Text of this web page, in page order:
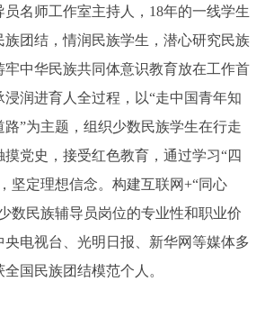
名师工作室主持人，18年的一线学生
族团结，情润民族学生，潜心研究民族
牢中华民族共同体意识教育放在工作首
润进育人全过程，以“走中国青年知
”为主题，组织少数民族学生在行走
党史，接受红色教育，通过学习“四
坚定理想信念。构建互联网+“同心
数民族辅导员岗位的专业性和职业价
电视台、光明日报、新华网等媒体多
国民族团结模范个人。